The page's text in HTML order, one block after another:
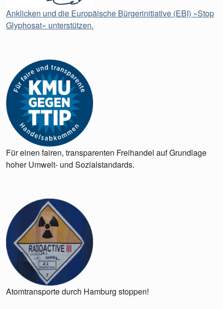
Anklicken und die Europäische Bürgerinitiative (EBI) »Stop
Glyphosat« unterstützen.
Für einen fairen, transparenten Freihandel auf Grundlage
hoher Umwelt- und Sozialstandards.
Atomtransporte durch Hamburg stoppen!